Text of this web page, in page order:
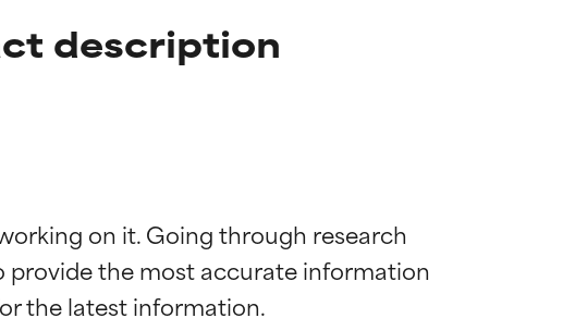
description
on it. Going through research
provide the most accurate information
está demostrada y
está demostrada y